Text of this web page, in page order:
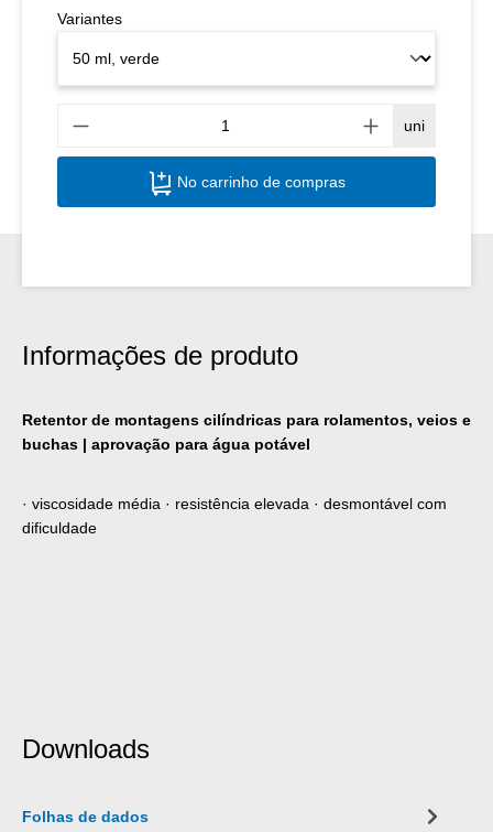
Variantes
uni
No carrinho de compras
Informações de produto
Retentor de montagens cilíndricas para rolamentos, veios e
buchas | aprovação para água potável
‌· viscosidade média · resistência elevada · desmontável com
dificuldade
Downloads
Folhas de dados